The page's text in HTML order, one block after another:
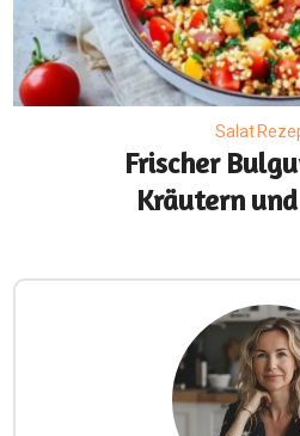
Salat
Frischer
Kräutern